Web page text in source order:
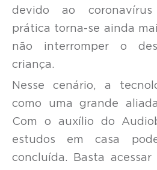
devido ao coronavírus
prática torna-se ainda
não interromper o
criança.
Nesse cenário, a
como uma grande
Com o auxílio do
estudos em casa
concluída. Basta